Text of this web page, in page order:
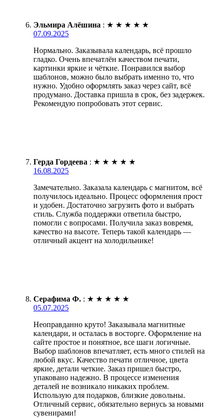
Эльмира Алёшина : ★ ★ ★ ★ ★
07.09.2025
Нормально. Заказывала календарь, всё прошло
гладко. Очень впечатлён качеством печати,
картинки яркие и чёткие. Понравился выбор
шаблонов, можно было выбрать именно то, что
нужно. Удобно оформлять заказ через сайт, всё
продумано. Доставка пришла в срок, без задержек.
Рекомендую попробовать этот сервис.
Герда Гордеева : ★ ★ ★ ★ ★
16.08.2025
Замечательно. Заказала календарь с магнитом, всё
получилось идеально. Процесс оформления прост
и удобен. Достаточно загрузить фото и выбрать
стиль. Служба поддержки ответила быстро,
помогли с вопросами. Получила заказ вовремя,
качество на высоте. Теперь такой календарь —
отличный акцент на холодильнике!
Серафима Ф. : ★ ★ ★ ★ ★
05.07.2025
Неоправданно круто! Заказывала магнитные
календари, и осталась в восторге. Оформление на
сайте простое и понятное, все шаги логичные.
Выбор шаблонов впечатляет, есть много стилей на
любой вкус. Качество печати отличное, цвета
яркие, детали четкие. Заказ пришел быстро,
упаковано надежно. В процессе изменения
деталей не возникало никаких проблем.
Использую для подарков, близкие довольны.
Отличный сервис, обязательно вернусь за новыми
сувенирами!